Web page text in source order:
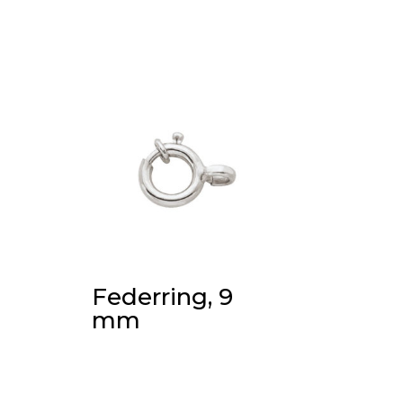
Federring, 9
mm